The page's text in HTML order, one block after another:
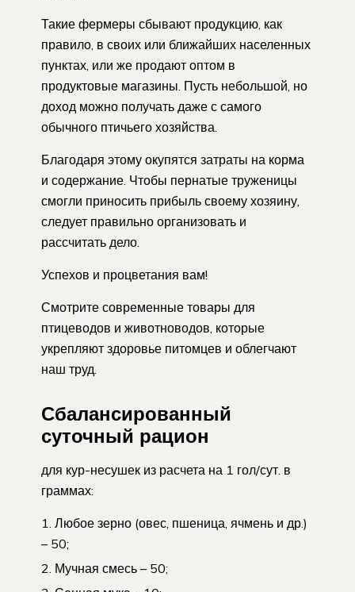
Такие фермеры сбывают продукцию, как
правило, в своих или ближайших населенных
пунктах, или же продают оптом в
продуктовые магазины. Пусть небольшой, но
доход можно получать даже с самого
обычного птичьего хозяйства.
Благодаря этому окупятся затраты на корма
и содержание. Чтобы пернатые труженицы
смогли приносить прибыль своему хозяину,
следует правильно организовать и
рассчитать дело.
Успехов и процветания вам!
Смотрите современные товары для
птицеводов и животноводов, которые
укрепляют здоровье питомцев и облегчают
наш труд.
Сбалансированный
суточный рацион
для кур-несушек из расчета на 1 гол/сут. в
граммах:
Любое зерно (овес, пшеница, ячмень и др.)
– 50;
Мучная смесь – 50;